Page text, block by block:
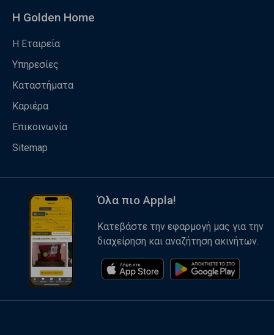
Η Golden Home
Η Εταιρεία
Υπηρεσίες
Καταστήματα
Καριέρα
Επικοινωνία
Sitemap
Όλα πιο Appla!
Κατεβάστε την εφαρμογή μας για την
διαχείρηση και αναζήτηση ακινήτων.